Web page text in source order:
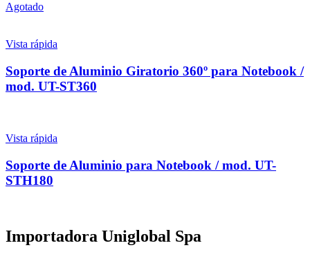
Agotado
Vista rápida
Soporte de Aluminio Giratorio 360º para Notebook /
mod. UT-ST360
Vista rápida
Soporte de Aluminio para Notebook / mod. UT-
STH180
Importadora Uniglobal Spa